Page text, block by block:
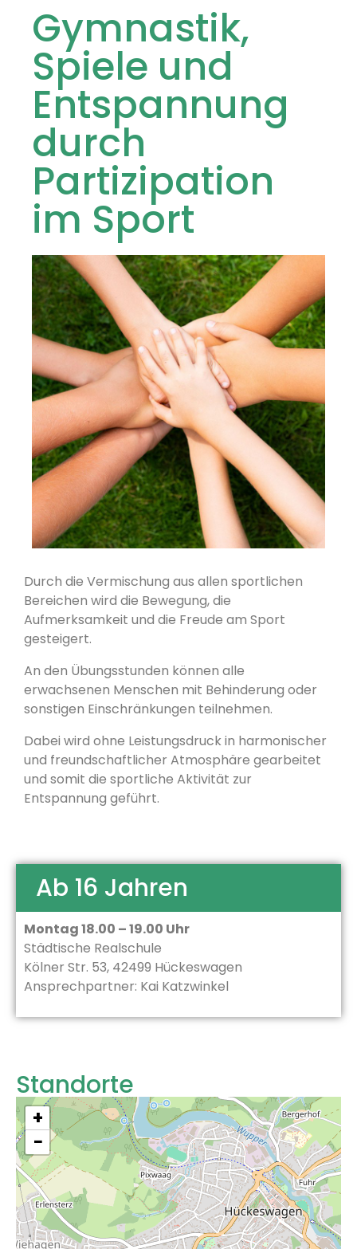
Gymnastik,
Spiele und
Entspannung
durch
Partizipation
im Sport
Durch die Vermischung aus allen sportlichen
Bereichen wird die Bewegung, die
Aufmerksamkeit und die Freude am Sport
gesteigert.
An den Übungsstunden können alle
erwachsenen Menschen mit Behinderung oder
sonstigen Einschränkungen teilnehmen.
Dabei wird ohne Leistungsdruck in harmonischer
und freundschaftlicher Atmosphäre gearbeitet
und somit die sportliche Aktivität zur
Entspannung geführt.
Ab 16 Jahren
Montag 18.00 – 19.00 Uhr
Städtische Realschule
Kölner Str. 53, 42499 Hückeswagen
Ansprechpartner: Kai Katzwinkel
Standorte
+
−